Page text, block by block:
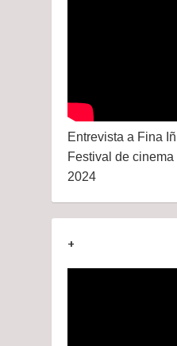
Entrevista a Fina
Festival de
2024
+